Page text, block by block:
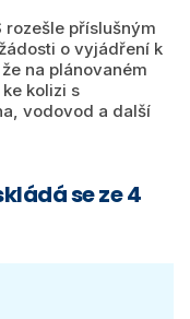
rozešle příslušným
o vyjádření k
na plánovaném
kolizi s
vodovod a další
se ze 4